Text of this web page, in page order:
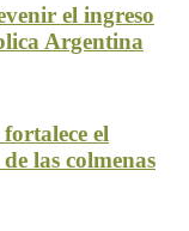
el ingreso
Argentina
el
las colmenas